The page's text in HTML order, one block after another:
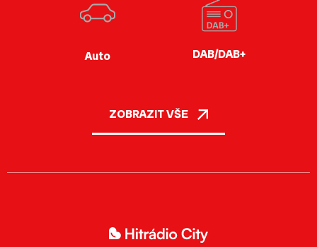
Auto DAB/DAB+
ZOBRAZIT VŠE